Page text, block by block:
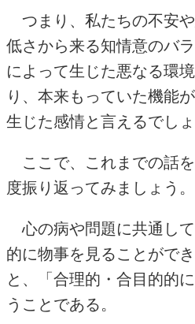
つまり、私たちの不安
低さから来る知情意のバ
によって生じた悪なる環
り、本来もっていた機能
生じた感情と言えるでしょ
ここで、これまでの話
度振り返ってみましょう。
心の病や問題に共通し
的に物事を見ることがで
と、「合理的・合目的的
うことである。